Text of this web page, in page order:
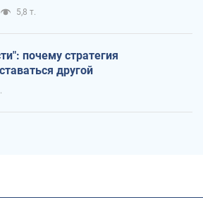
5,8 т.
почему стратегия
другой